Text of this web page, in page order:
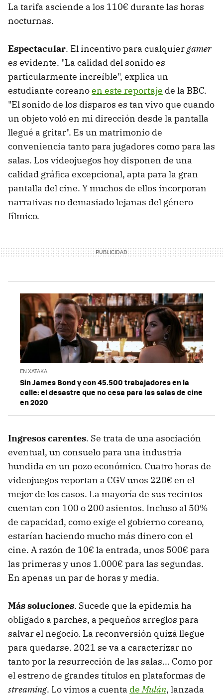
La tarifa asciende a los 110€ durante las horas
nocturnas.
Espectacular. El incentivo para cualquiergamer
es evidente. "La calidad del sonido es
particularmente increíble", explica un
estudiante coreanoen este reportaje de la BBC.
"El sonido de los disparos es tan vivo que cuando
un objeto voló en mi dirección desde la pantalla
llegué a gritar". Es un matrimonio de
conveniencia tanto para jugadores como para las
salas. Los videojuegos hoy disponen de una
calidad gráfica excepcional, apta para la gran
pantalla del cine. Y muchos de ellos incorporan
narrativas no demasiado lejanas del género
fílmico.
EN XATAKA
Sin James Bond y con 45.500 trabajadores en la
calle: el desastre que no cesa para las salas de cine
en 2020
Ingresos carentes. Se trata de una asociación
eventual, un consuelo para una industria
hundida en un pozo económico. Cuatro horas de
videojuegos reportan a CGV unos 220€ en el
mejor de los casos. La mayoría de sus recintos
cuentan con 100 o 200 asientos. Incluso al 50%
de capacidad, como exige el gobierno coreano,
estarían haciendo mucho más dinero con el
cine. A razón de 10€ la entrada, unos 500€ para
las primeras y unos 1.000€ para las segundas.
En apenas un par de horas y media.
Más soluciones. Sucede que la epidemia ha
obligado a parches, a pequeños arreglos para
salvar el negocio. La reconversión quizá llegue
para quedarse. 2021 se va a caracterizar no
tanto por la resurrección de las salas... Como por
el estreno de grandes títulos en plataformas de
streaming. Lo vimos a cuenta deMulán, lanzada